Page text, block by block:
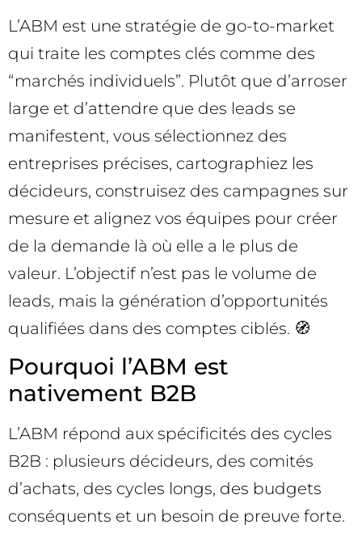
L’ABM est une stratégie de go-to-market
qui traite les comptes clés comme des
“marchés individuels”. Plutôt que d’arroser
large et d’attendre que des leads se
manifestent, vous sélectionnez des
entreprises précises, cartographiez les
décideurs, construisez des campagnes sur
mesure et alignez vos équipes pour créer
de la demande là où elle a le plus de
valeur. L’objectif n’est pas le volume de
leads, mais la génération d’opportunités
qualifiées dans des comptes ciblés. 🧭
Pourquoi l’ABM est
nativement B2B
L’ABM répond aux spécificités des cycles
B2B : plusieurs décideurs, des comités
d’achats, des cycles longs, des budgets
conséquents et un besoin de preuve forte.